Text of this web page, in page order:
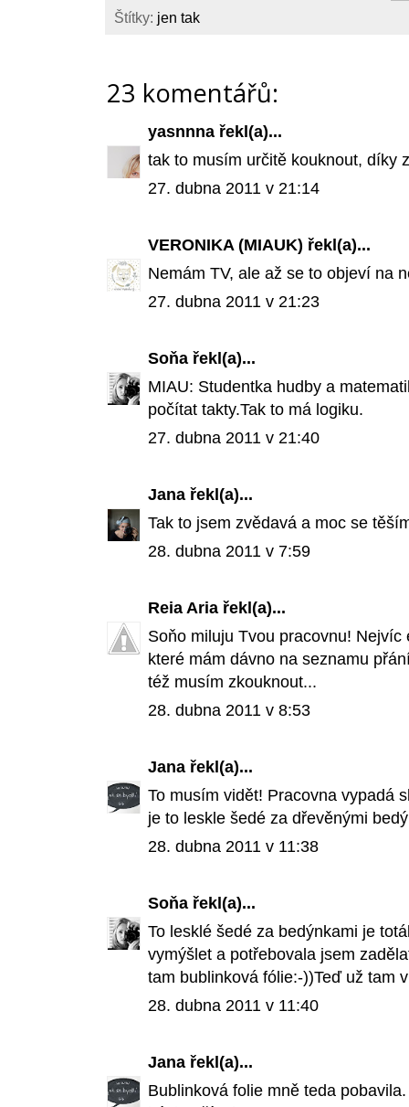
Štítky: jen tak
23 komentářů:
yasnnna řekl(a)...
tak to musím určitě kouknout, díky
27. dubna 2011 v 21:14
VERONIKA (MIAUK) řekl(a)...
Nemám TV, ale až se to objeví na
27. dubna 2011 v 21:23
Soňa řekl(a)...
MIAU: Studentka hudby a
počítat takty.Tak to má logiku.
27. dubna 2011 v 21:40
Jana řekl(a)...
Tak to jsem zvědavá a moc se
28. dubna 2011 v 7:59
Reia Aria řekl(a)...
Soňo miluju Tvou pracovnu!
které mám dávno na seznamu
též musím zkouknout...
28. dubna 2011 v 8:53
Jana řekl(a)...
To musím vidět! Pracovna vypadá
je to leskle šedé za dřevěnými
28. dubna 2011 v 11:38
Soňa řekl(a)...
To lesklé šedé za bedýnkami je
vymýšlet a potřebovala jsem
tam bublinková fólie:-))Teď už tam
28. dubna 2011 v 11:40
Jana řekl(a)...
Bublinková folie mně teda